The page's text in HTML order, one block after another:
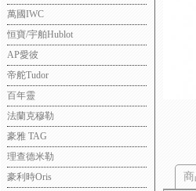
萬國IWC
恒寶/宇舶Hublot
AP愛彼
帝舵Tudor
百年靈
法蘭克穆勒
豪雅 TAG
理查德米勒
豪利時Oris